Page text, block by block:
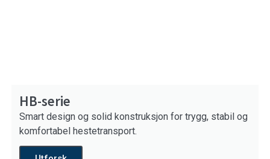
HB-serie
Smart design og solid konstruksjon for trygg, stabil og
komfortabel hestetransport.